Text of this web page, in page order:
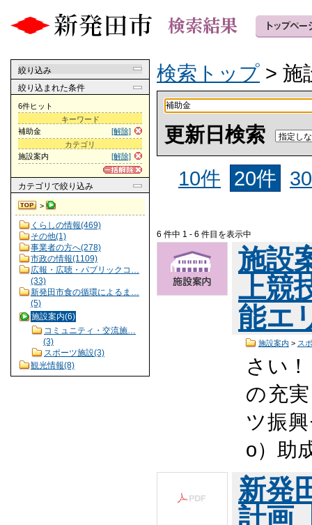
絞り込み
絞り込まれた条件
6件ヒット
キーワード
[解除]
補助金
カテゴリ
[解除]
施設案内
カテゴリ で絞り込み
>
くらしの情報(469)
その他(1)
事業者の方へ(278)
市政の情報(1109)
広報・広聴・パブリックコ…
(33)
新発田市食の循環によるま…
(5)
施設案内(6)
コミュニティ・交流施…
(3)
スポーツ施設(3)
観光情報(8)
検索トップ > 施
更新日検索
10件
20件
6 件中 1 - 6 件目を表示中
施設
上競
能エ
施設案内 > ス
さい
の充
ツ振
o）助
新発
計画